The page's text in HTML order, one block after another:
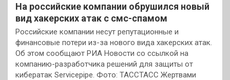
На российские компании обрушился новый
вид хакерских атак с смс-спамом
Российские компании несут репутационные и
финансовые потери из-за нового вида хакерских атак.
Об этом сообщают РИА Новости со ссылкой на
компанию-разработчика решений для защиты от
кибератак Servicepipe. Фото: ТАССТАСС Жертвами